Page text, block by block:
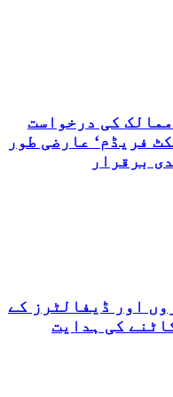
کی درخواست
فریڈم‘ عارضی طور
برقرار
اور ڈیفالٹرز کے
کی ہدایت